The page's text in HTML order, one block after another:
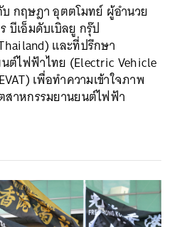
กฤษฎา อุตตโมทย์ ผู้อำนวย
บีเอ็มดับเบิลยู กรุ๊ป
และที่ปรึกษา
ไฟฟ้าไทย (Electric Vehicle
เพื่อทำความเข้าใจภาพ
สาหกรรมยานยนต์ไฟฟ้า